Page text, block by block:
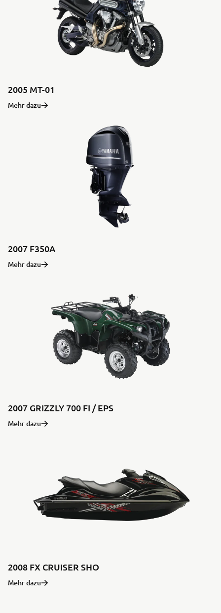
2005 MT-01
Mehr dazu
2007 F350A
Mehr dazu
2007 GRIZZLY 700 FI / EPS
Mehr dazu
2008 FX CRUISER SHO
Mehr dazu